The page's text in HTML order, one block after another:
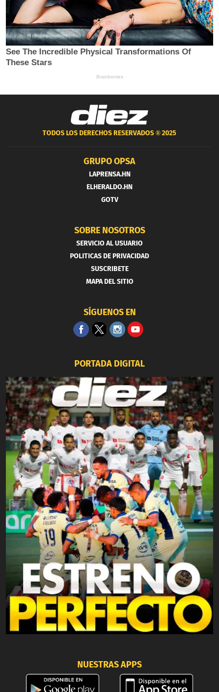
TODOS LOS DERECHOS RESERVADOS ®2025
GRUPO OPSA
LAPRENSA.HN
ELHERALDO.HN
GOTV
SOBRE NOSOTROS
SERVICIO AL USUARIO
POLITICAS DE PRIVACIDAD
SUSCRIBETE
MAPA DEL SITIO
SÍGUENOS EN
PORTADA DIGITAL
NUESTRAS APPS